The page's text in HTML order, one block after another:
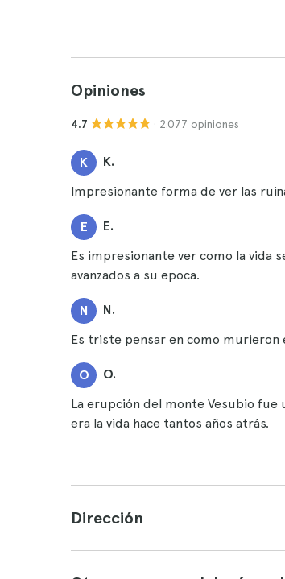
Opiniones
4.7 · 2.077 opiniones
K K.
Impresionante forma de ver las
E E.
Es impresionante ver como la vida
avanzados a su epoca.
N N.
Es triste pensar en como
O O.
La erupción del monte Vesubio
era la vida hace tantos años atrás.
Dirección